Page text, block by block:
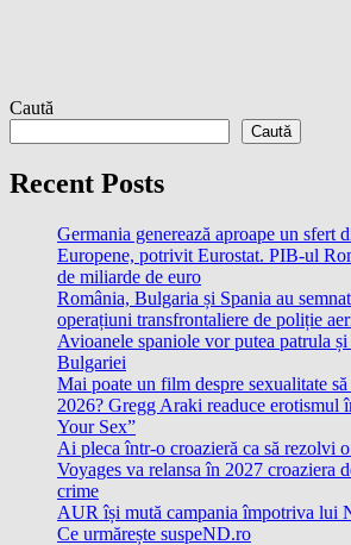
Caută
Caută
Recent Posts
Germania generează aproape un sfert
Europene, potrivit Eurostat. PIB-ul
de miliarde de euro
România, Bulgaria și Spania au
operațiuni transfrontaliere de poliție
Avioanele spaniole vor putea patrula
Bulgariei
Mai poate un film despre sexualitate
2026? Gregg Araki readuce erotismul
Your Sex”
Ai pleca într-o croazieră ca să rezolvi
Voyages va relansa în 2027 croaziera
crime
AUR își mută campania împotriva lui
Ce urmărește suspeND.ro